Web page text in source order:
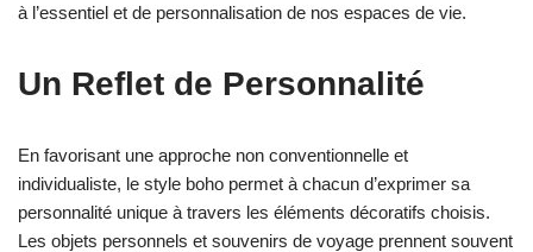
à l’essentiel et de personnalisation de nos espaces de vie.
Un Reflet de Personnalité
En favorisant une approche non conventionnelle et
individualiste, le style boho permet à chacun d’exprimer sa
personnalité unique à travers les éléments décoratifs choisis.
Les objets personnels et souvenirs de voyage prennent souvent